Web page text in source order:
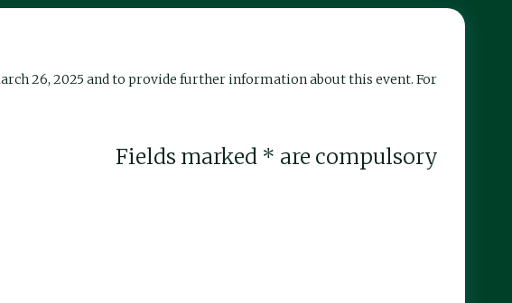
26, 2025 and to provide further information about this event. For
Fields marked * are compulsory